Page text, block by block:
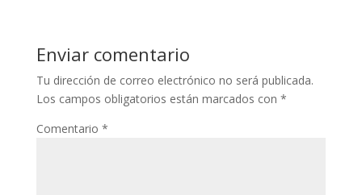
Enviar comentario
Tu dirección de correo electrónico no será publicada.
Los campos obligatorios están marcados con *
Comentario *